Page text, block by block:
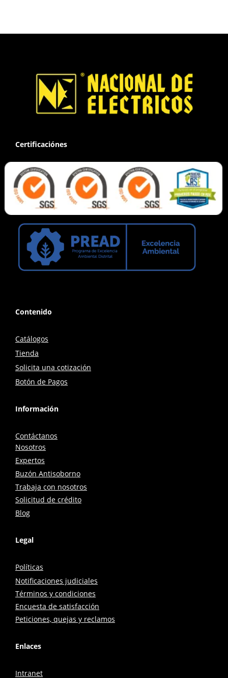
Certificaciónes
Contenido
Catálogos
Tienda
Solicita una cotización
Botón de Pagos
Información
Contáctanos
Nosotros
Expertos
Buzón Antisoborno
Trabaja con nosotros
Solicitud de crédito
Blog
Legal
Políticas
Notificaciones judiciales
Términos y condiciones
Encuesta de satisfacción
Peticiones, quejas y reclamos
Enlaces
Intranet